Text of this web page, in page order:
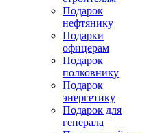
Подарок
нефтянику
Подарки
офицерам
Подарок
полковнику
Подарок
энергетику
Подарок для
генерала